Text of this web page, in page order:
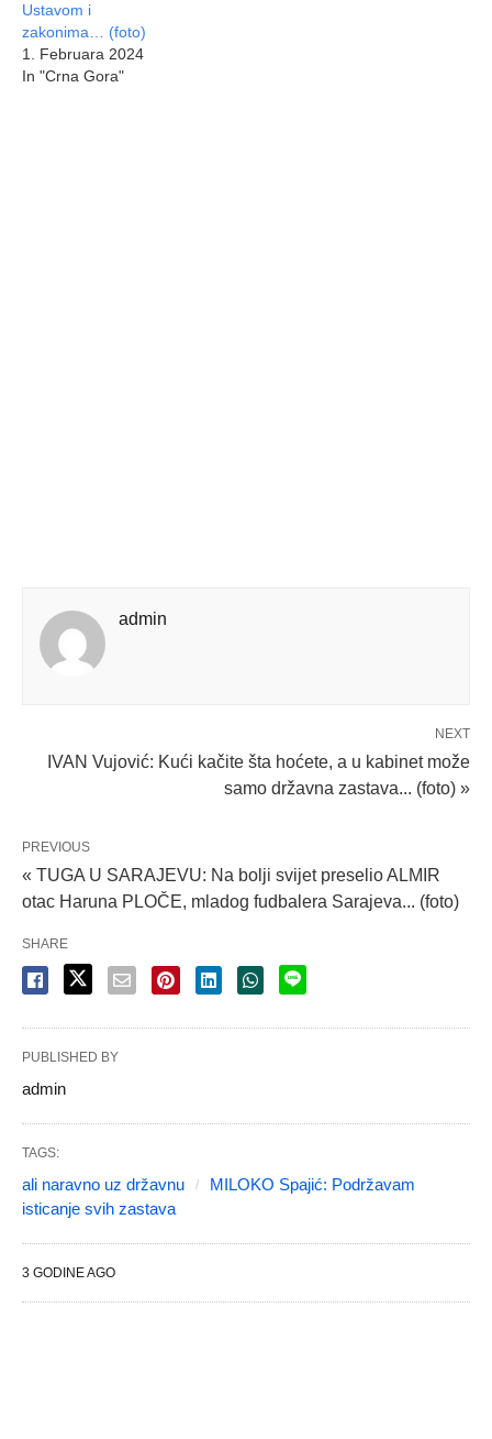
Ustavom i
zakonima… (foto)
1. Februara 2024
In "Crna Gora"
admin
NEXT
IVAN Vujović: Kući kačite šta hoćete, a u kabinet može
samo državna zastava... (foto) »
PREVIOUS
« TUGA U SARAJEVU: Na bolji svijet preselio ALMIR
otac Haruna PLOČE, mladog fudbalera Sarajeva... (foto)
SHARE
PUBLISHED BY
admin
TAGS:
ali naravno uz državnu
MILOKO Spajić: Podržavam
isticanje svih zastava
3 GODINE AGO